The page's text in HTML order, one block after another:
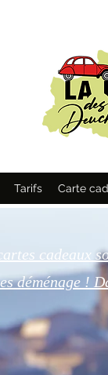
Tarifs Carte
cadeaux
déménage !